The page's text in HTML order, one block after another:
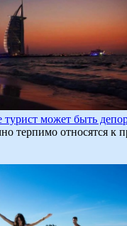
турист может быть
терпимо относятся к